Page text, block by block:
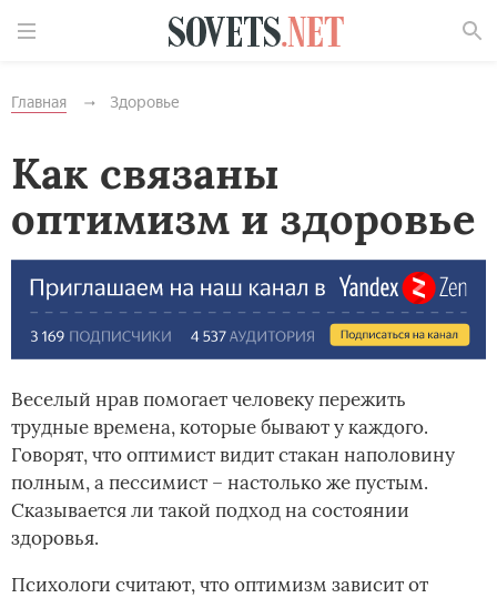
Главная Здоровье
Как связаны
оптимизм и здоровье
Веселый нрав помогает человеку пережить
трудные времена, которые бывают у каждого.
Говорят, что оптимист видит стакан наполовину
полным, а пессимист – настолько же пустым.
Сказывается ли такой подход на состоянии
здоровья.
Психологи считают, что оптимизм зависит от